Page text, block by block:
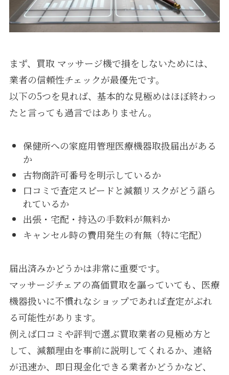
まず、買取 マッサージ機で損をしないためには、
業者の信頼性チェックが最優先です。
以下の5つを見れば、基本的な見極めはほぼ終わっ
たと言っても過言ではありません。
保健所への家庭用管理医療機器取扱届出がある
か
古物商許可番号を明示しているか
口コミで査定スピードと減額リスクがどう語ら
れているか
出張・宅配・持込の手数料が無料か
キャンセル時の費用発生の有無（特に宅配）
届出済みかどうかは非常に重要です。
マッサージチェアの高価買取を謳っていても、医療
機器扱いに不慣れなショップであれば査定がぶれ
る可能性があります。
例えば口コミや評判で選ぶ買取業者の見極め方と
して、減額理由を事前に説明してくれるか、連絡
が迅速か、即日現金化できる業者かどうかなど、